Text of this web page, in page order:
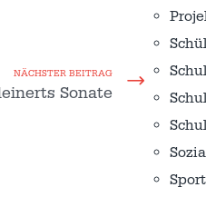
NÄCHSTER BEITRAG
Sonate
Sport